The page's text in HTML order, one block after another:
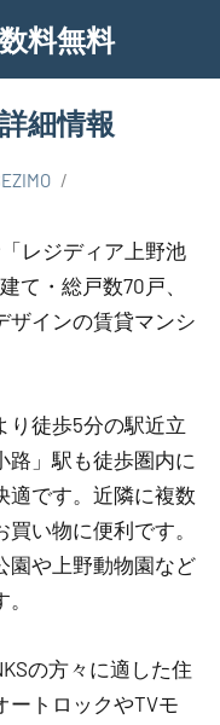
料無料
細情報
レジディア上野池
て・総戸数70戸、
ザインの賃貸マンシ
り徒歩5分の駅近立
路」駅も徒歩圏内に
適です。近隣に複数
い物に便利です。
園や上野動物園など
の方々に適した住
ートロックやTVモ